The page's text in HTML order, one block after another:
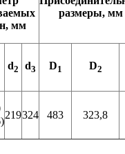
мм
размеры, мм
d2 d3 D1 D2
219324 483 323,8